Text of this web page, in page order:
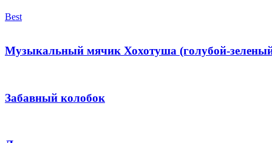
Best
Музыкальный мячик Хохотуша (голубой-
Забавный колобок